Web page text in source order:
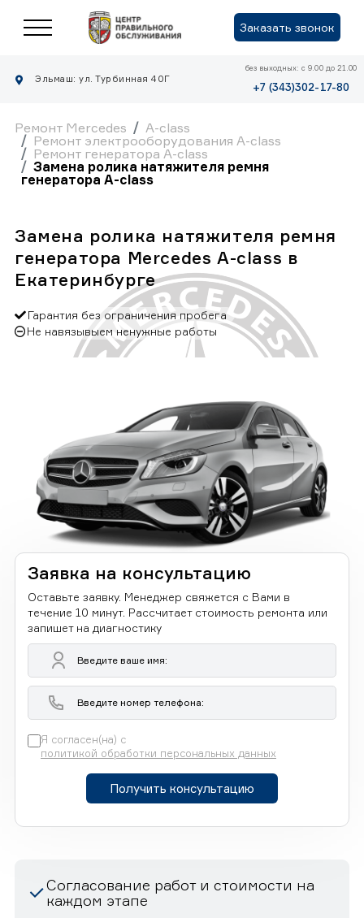
Заказать звонок
Эльмаш: ул. Турбинная 40Г
без выходных: с 9.00 до 21.00
+7 (343)302-17-80
Ремонт Mercedes
A-class
Ремонт электрооборудования A-class
Ремонт генератора A-class
Замена ролика натяжителя ремня
генератора A-class
Замена ролика натяжителя ремня
генератора Mercedes A-class в
Екатеринбурге
Гарантия без ограничения пробега
Не навязывыем ненужные работы
Заявка на консультацию
Оставьте заявку. Менеджер свяжется с Вами в
течение 10 минут. Рассчитает стоимость ремонта или
запишет на диагностику
Я согласен(на) с
политикой обработки персональных данных
Получить консультацию
Согласование работ и стоимости на
каждом этапе